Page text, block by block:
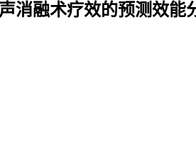
消融术疗效的预测效能